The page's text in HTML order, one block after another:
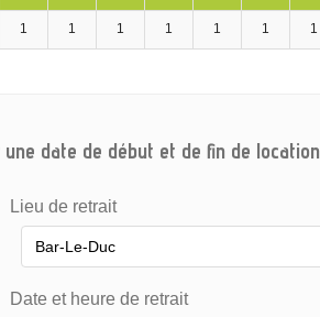
1 1 1 1 1 1 1
date de début et de fin de location
Lieu de retrait
Date et heure de retrait